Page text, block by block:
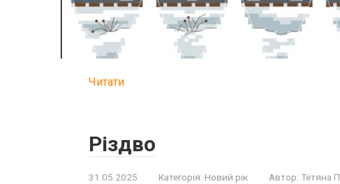
Читати
Різдво
31.05.2025 Категорія: Новий рік Автор: Тетяна П.